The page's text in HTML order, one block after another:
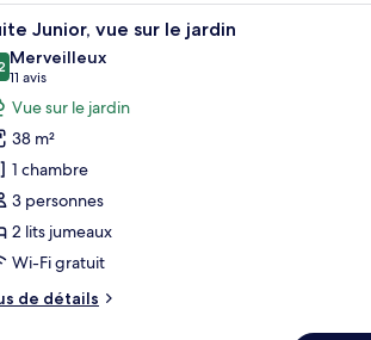
bureau, une chaise, une télévision et un balcon avec
:
Une chambre
7 Junior, vue sur le jardin
sur 10
Merveilleux
11 avis
(11 avis)
Vue sur le jardin
38 m²
1 chambre
3 personnes
2 lits jumeaux
Wi-Fi gratuit
de détails